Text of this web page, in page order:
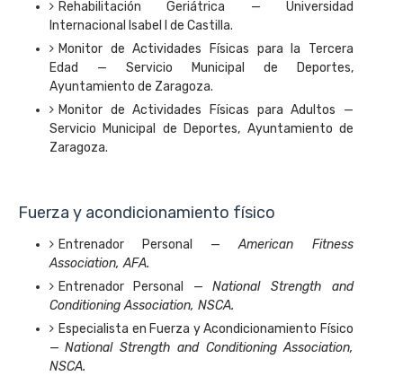
Rehabilitación Geriátrica — Universidad
Internacional Isabel I de Castilla.
Monitor de Actividades Físicas para la Tercera
Edad — Servicio Municipal de Deportes,
Ayuntamiento de Zaragoza.
Monitor de Actividades Físicas para Adultos —
Servicio Municipal de Deportes, Ayuntamiento de
Zaragoza.
Fuerza y acondicionamiento físico
Entrenador Personal —American Fitness
Association, AFA.
Entrenador Personal —National Strength and
Conditioning Association, NSCA.
Especialista en Fuerza y Acondicionamiento Físico
—National Strength and Conditioning Association,
NSCA.